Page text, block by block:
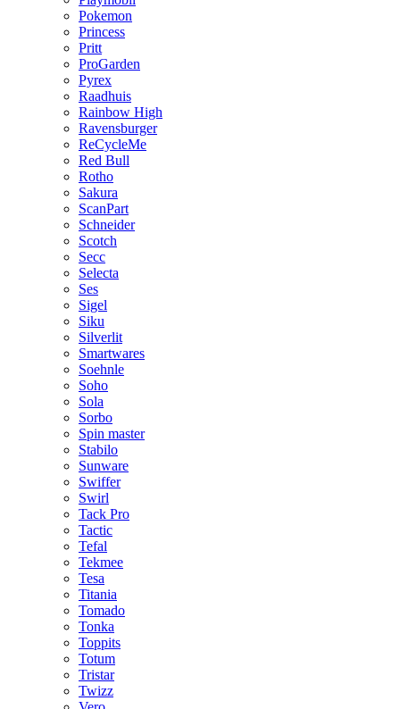
Pokemon
Princess
Pritt
ProGarden
Pyrex
Raadhuis
Rainbow High
Ravensburger
ReCycleMe
Red Bull
Rotho
Sakura
ScanPart
Schneider
Scotch
Secc
Selecta
Ses
Sigel
Siku
Silverlit
Smartwares
Soehnle
Soho
Sola
Sorbo
Spin master
Stabilo
Sunware
Swiffer
Swirl
Tack Pro
Tactic
Tefal
Tekmee
Tesa
Titania
Tomado
Tonka
Toppits
Totum
Tristar
Twizz